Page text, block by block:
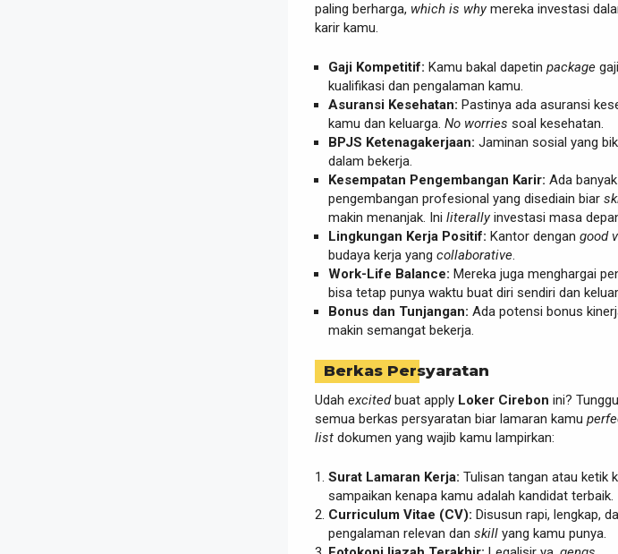
paling berharga, which is whymereka investasi
karir kamu.
Gaji Kompetitif: Kamu bakal dapetin package
kualifikasi dan pengalaman kamu.
Asuransi Kesehatan: Pastinya ada asuransi
kamu dan keluarga. No worries soal kesehatan.
BPJS Ketenagakerjaan: Jaminan sosial yang
dalam bekerja.
Kesempatan Pengembangan Karir: Ada
pengembangan profesional yang disediain biar
makin menanjak. Ini literallyinvestasi masa
Lingkungan Kerja Positif: Kantor dengan good
budaya kerja yang collaborative
Work-Life Balance: Mereka juga menghargai
bisa tetap punya waktu buat diri sendiri dan
Bonus dan Tunjangan: Ada potensi bonus
makin semangat bekerja.
Berkas Persyaratan
Udah excitedbuat apply Loker Cirebon ini?
semua berkas persyaratan biar lamaran kamu
list dokumen yang wajib kamu lampirkan:
Surat Lamaran Kerja: Tulisan tangan atau ketik
sampaikan kenapa kamu adalah kandidat terbaik.
Curriculum Vitae (CV): Disusun rapi, lengkap,
pengalaman relevan dan skill yang kamu punya.